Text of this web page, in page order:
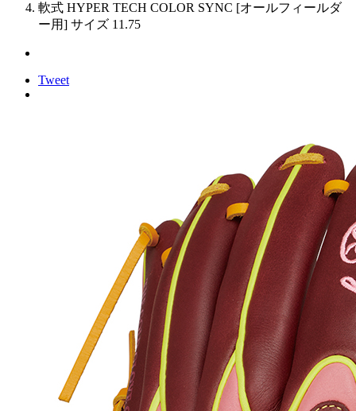
軟式 HYPER TECH COLOR SYNC [オールフィールダ
ー用] サイズ 11.75
Tweet